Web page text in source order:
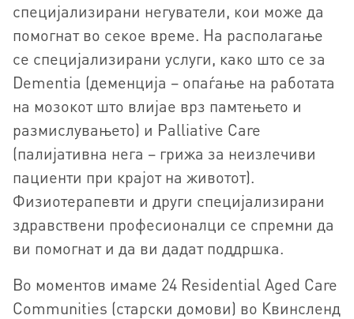
специјализирани негуватели, кои може да
помогнат во секое време. На располагање
се специјализирани услуги, како што се за
Dementia (деменција – опаѓање на работата
на мозокот што влијае врз памтењето и
размислувањето) и Palliative Care
(палијативна нега – грижа за неизлечиви
пациенти при крајот на животот).
Физиотерапевти и други специјализирани
здравствени професионалци се спремни да
ви помогнат и да ви дадат поддршка.
Во моментов имаме 24 Residential Aged Care
Communities (старски домови) во Квинсленд